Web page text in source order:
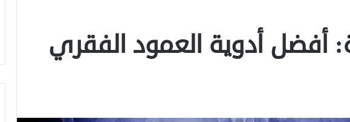
أفضل أدوية العمود الفقري